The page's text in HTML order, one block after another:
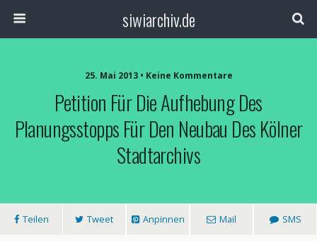
siwiarchiv.de
25. Mai 2013 • Keine Kommentare
Petition Für Die Aufhebung Des
Planungsstopps Für Den Neubau Des Kölner
Stadtarchivs
Teilen Tweet Anpinnen Mail SMS